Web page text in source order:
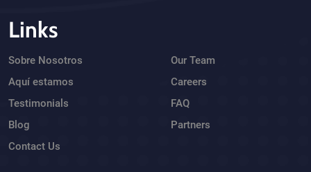
Links
Sobre Nosotros
Aquí estamos
Testimonials
Blog
Contact Us
Our Team
Careers
FAQ
Partners